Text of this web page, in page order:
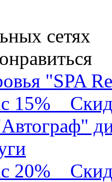
сетях
"SPA
15%
20%